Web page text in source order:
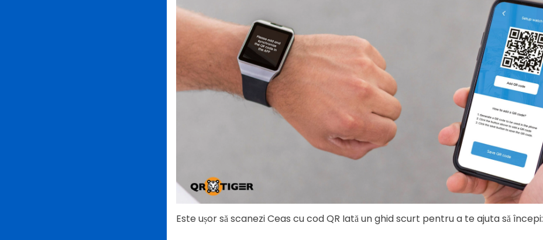
Este ușor să scaneziCeas cu cod QR Iată un ghid scurt pentru a te ajuta să începi: